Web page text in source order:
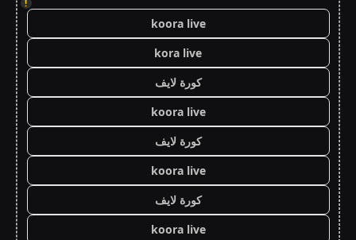
!
koora live
kora live
كورة لايف
koora live
كورة لايف
koora live
كورة لايف
koora live